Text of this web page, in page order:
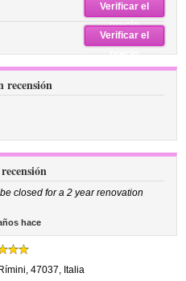
Verificar el
precio
Verificar el
precio
recensión
closed for a 2 year renovation
hace
Rímini,47037, Italia